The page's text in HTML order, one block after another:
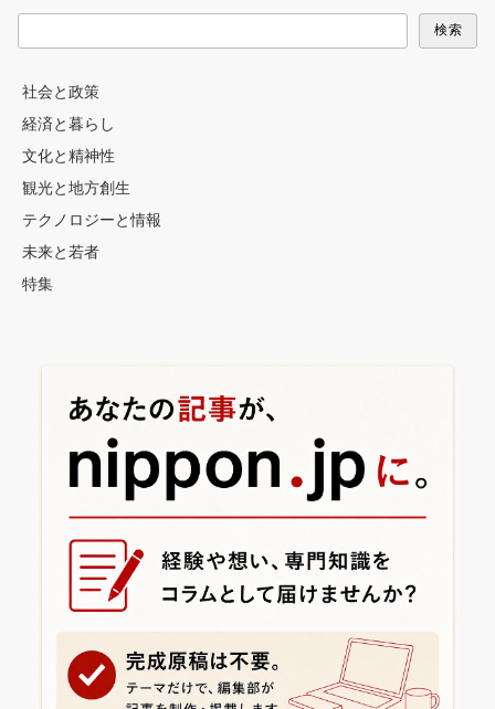
検索
社会と政策
経済と暮らし
文化と精神性
観光と地方創生
テクノロジーと情報
未来と若者
特集